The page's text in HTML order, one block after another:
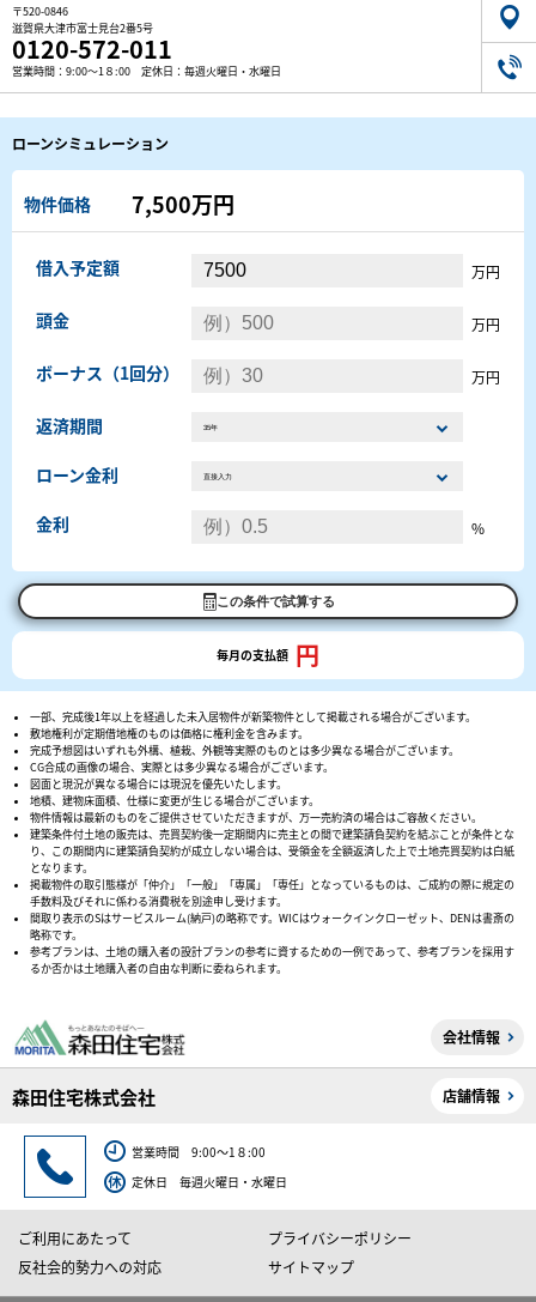
〒520-0846
滋賀県大津市富士見台2番5号
0120-572-011
営業時間：9:00～1８:00 定休日：毎週火曜日・水曜日
ローンシミュレーション
物件価格 7,500万円
借入予定額 万円
頭金 万円
ボーナス（1回分） 万円
返済期間
ローン金利
金利 %
この条件で試算する
毎月の支払額 円
一部、完成後1年以上を経過した未入居物件が新築物件として掲載される場合がございます。
敷地権利が定期借地権のものは価格に権利金を含みます。
完成予想図はいずれも外構、植栽、外観等実際のものとは多少異なる場合がございます。
CG合成の画像の場合、実際とは多少異なる場合がございます。
図面と現況が異なる場合には現況を優先いたします。
地積、建物床面積、仕様に変更が生じる場合がございます。
物件情報は最新のものをご提供させていただきますが、万一売約済の場合はご容赦ください。
建築条件付土地の販売は、売買契約後一定期間内に売主との間で建築請負契約を結ぶことが条件とな
り、この期間内に建築請負契約が成立しない場合は、受領金を全額返済した上で土地売買契約は白紙
となります。
掲載物件の取引態様が「仲介」「一般」「専属」「専任」となっているものは、ご成約の際に規定の
手数料及びそれに係わる消費税を別途申し受けます。
間取り表示のSはサービスルーム(納戸)の略称です。WICはウォークインクローゼット、DENは書斎の
略称です。
参考プランは、土地の購入者の設計プランの参考に資するための一例であって、参考プランを採用す
るか否かは土地購入者の自由な判断に委ねられます。
会社情報
森田住宅株式会社 店舗情報
営業時間 9:00～1８:00
定休日 毎週火曜日・水曜日
ご利用にあたって
プライバシーポリシー
反社会的勢力への対応
サイトマップ